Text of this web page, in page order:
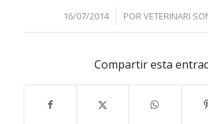
16/07/2014
/ PORVETERINARI
Compartir esta